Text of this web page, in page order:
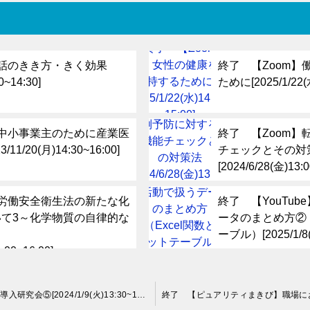
きき方・きく効果
終了 【Zoom】
ために[2025/1/
事業主のために産業医
11/20(月)14:30~16:00]
終了 【Zoom】
チェックとその対
[2024/6/28(金
安全衛生法の新たな化
3～化学物質の自律的な
終了 【YouTube
ータのまとめ方②
ーブル）[2025/1/